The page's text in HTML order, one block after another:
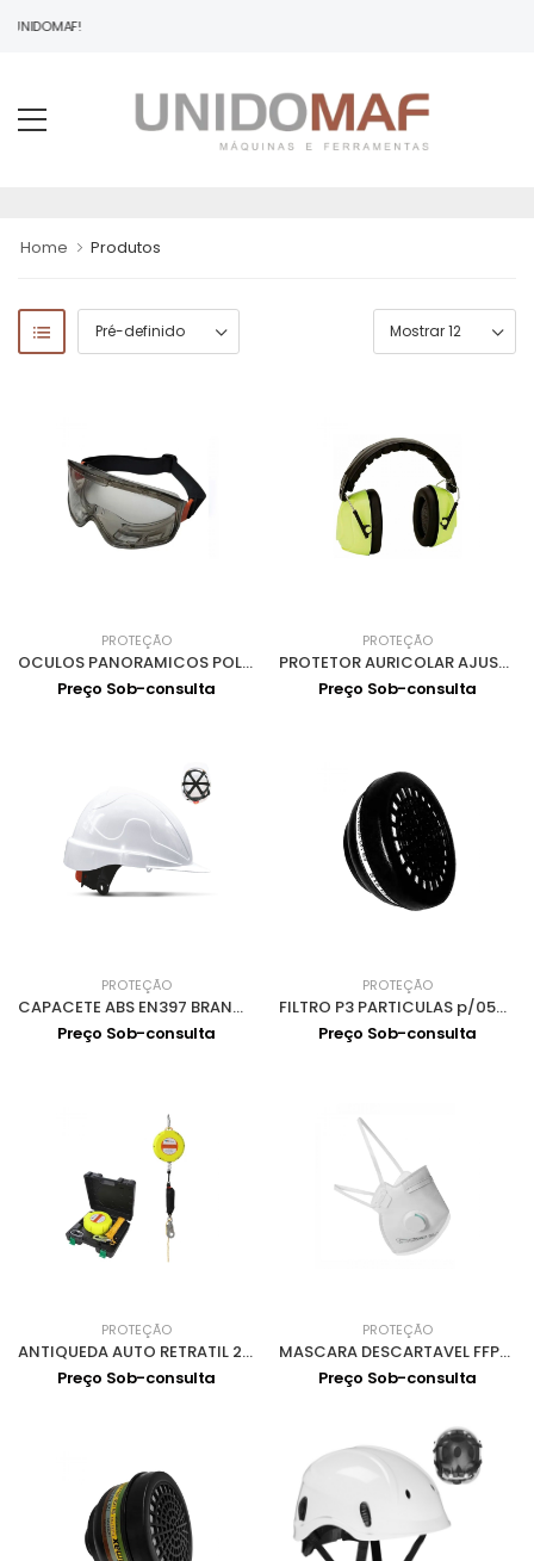
UNIDOMAF!
Home Produtos
PROTEÇÃO
OCULOS PANORAMICOS POLICARBONATO ANTIEMBACIANTE 0302043
Preço Sob-consulta
PROTEÇÃO
PROTETOR AURICOLAR AJUSTÁVEL SNR25db CLIMAX 12-P
Preço Sob-consulta
PROTEÇÃO
CAPACETE ABS EN397 BRANCO AJUSTE POR RODA 0201002
Preço Sob-consulta
PROTEÇÃO
FILTRO P3 PARTICULAS p/0502001 0504019
Preço Sob-consulta
PROTEÇÃO
ANTIQUEDA AUTO RETRATIL 20m 0907002
Preço Sob-consulta
PROTEÇÃO
MASCARA DESCARTAVEL FFP3 c/VALVULA 0501011
Preço Sob-consulta